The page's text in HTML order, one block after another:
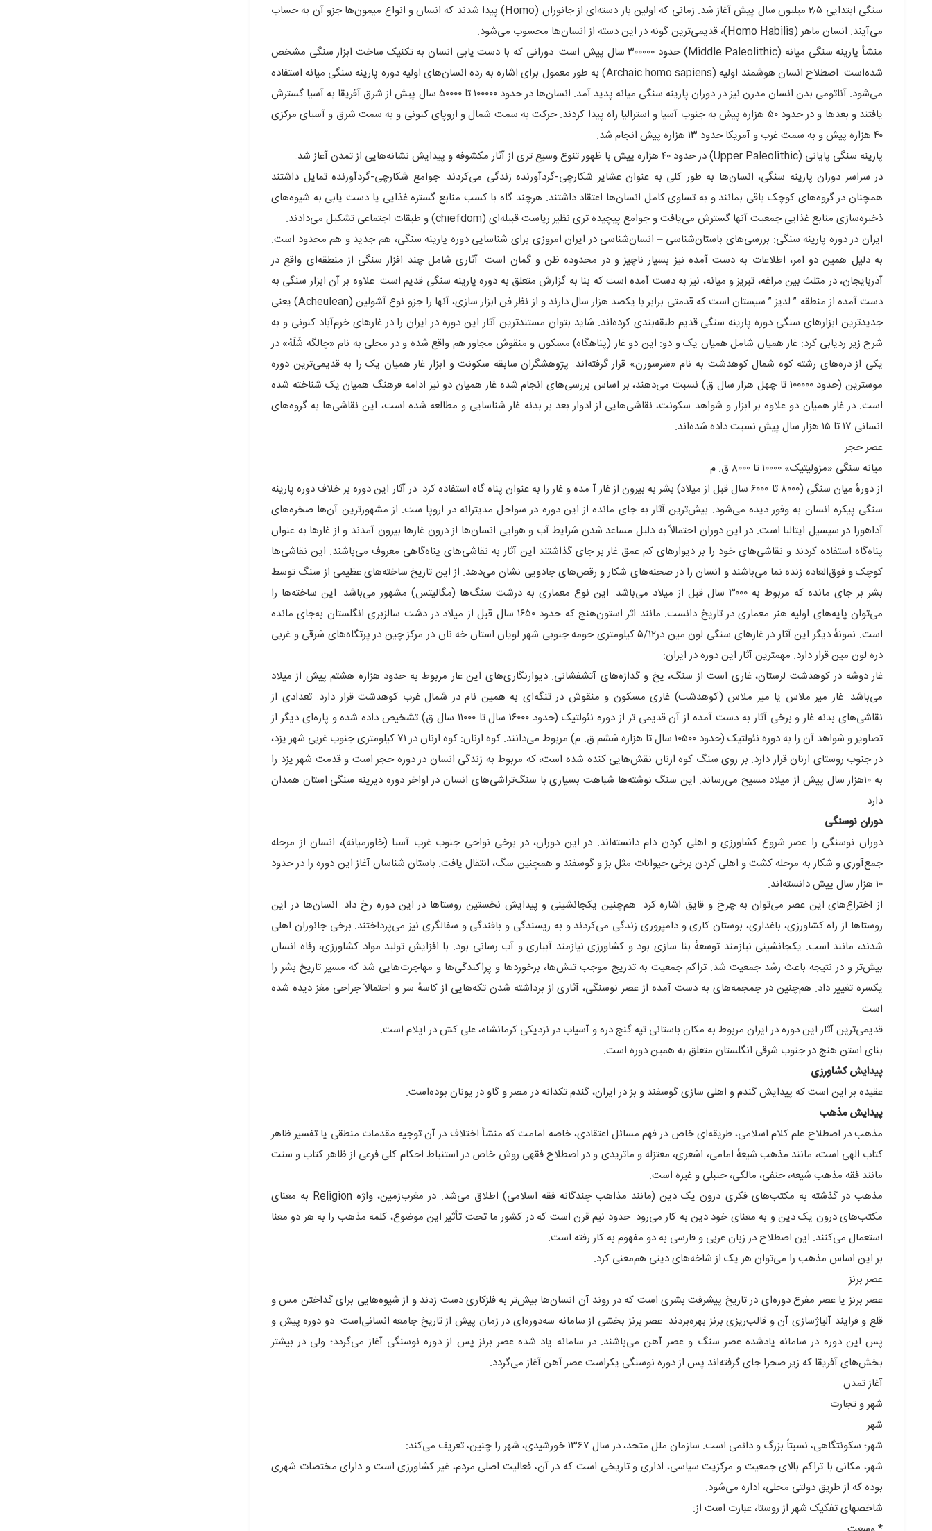
سنگی ابتدایی ۲٫۵ میلیون سال پیش آغاز شد. زمانی که اولین بار دسته‌ای از جانوران (Homo) پیدا شدند که انسان و انواع میمون‌ها جزو آن به حساب
می‌آیند. انسان ماهر (Homo Habilis)، قدیمی‌ترین گونه در این دسته از انسان‌ها محسوب می‌شود.
منشأ پارینه سنگی میانه (Middle Paleolithic) حدود ۳۰۰۰۰۰ سال پیش است. دورانی که با دست یابی انسان به تکنیک ساخت ابزار سنگی مشخص
شده‌است. اصطلاح انسان هوشمند اولیه (Archaic homo sapiens) به طور معمول برای اشاره به رده انسان‌های اولیه دوره پارینه سنگی میانه استفاده
می‌شود. آناتومی بدن انسان مدرن نیز در دوران پارینه سنگی میانه پدید آمد. انسان‌ها در حدود ۱۰۰۰۰۰ تا ۵۰۰۰۰ سال پیش از شرق آفریقا به آسیا گسترش
یافتند و بعدها و در حدود ۵۰ هزاره پیش به جنوب آسیا و استرالیا راه پیدا کردند. حرکت به سمت شمال و اروپای کنونی و به سمت شرق و آسیای مرکزی
۴۰ هزاره پیش و به سمت غرب و آمریکا حدود ۱۳ هزاره پیش انجام شد.
پارینه سنگی پایانی (Upper Paleolithic) در حدود ۴۰ هزاره پیش با ظهور تنوع وسیع تری از آثار مکشوفه و پیدایش نشانه‌هایی از تمدن آغاز شد.
در سراسر دوران پارینه سنگی، انسان‌ها به طور کلی به عنوان عشایر شکارچی-گردآورنده زندگی می‌کردند. جوامع شکارچی-گردآورنده تمایل داشتند
همچنان در گروه‌های کوچک باقی بمانند و به تساوی کامل انسان‌ها اعتقاد داشتند. هرچند گاه با کسب منابع گستره غذایی یا دست یابی به شیوه‌های
ذخیره‌سازی منابع غذایی جمعیت آنها گسترش می‌یافت و جوامع پیچیده تری نظیر ریاست قبیله‌ای (chiefdom) و طبقات اجتماعی تشکیل می‌دادند.
ایران در دوره پارینه سنگی: بررسی‌های باستان‌شناسی – انسان‌شناسی در ایران امروزی برای شناسایی دوره پارینه سنگی، هم جدید و هم محدود است.
به دلیل همین دو امر، اطلاعات به دست آمده نیز بسیار ناچیز و در محدوده ظن و گمان است. آثاری شامل چند افزار سنگی از منطقه‌ای واقع در
آذربایجان، در مثلث بین مراغه، تبریز و میانه، نیز به دست آمده است که بنا به گزارش متعلق به دوره پارینه سنگی قدیم است. علاوه بر آن ابزار سنگی به
دست آمده از منطقه ” لدیز ” سیستان است که قدمتی برابر با یکصد هزار سال دارند و از نظر فن ابزار سازی، آنها را جزو نوع آشولین (Acheulean) یعنی
جدیدترین ابزارهای سنگی دوره پارینه سنگی قدیم طبقه‌بندی کرده‌اند. شاید بتوان مستندترین آثار این دوره در ایران را در غارهای خرم‌آباد کنونی و به
شرح زیر ردیابی کرد: غار همیان شامل همیان یک و دو: این دو غار (پناهگاه) مسکون و منقوش مجاور هم واقع شده و در محلی به نام «چالگه شَلَهْ» در
یکی از دره‌های رشته کوه شمال کوهدشت به نام «سَرسورن» قرار گرفته‌اند. پژوهشگران سابقه سکونت و ابزار غار همیان یک را به قدیمی‌ترین دوره
موسترین (حدود ۱۰۰۰۰۰ تا چهل هزار سال ق) نسبت می‌دهند، بر اساس بررسی‌های انجام شده غار همیان دو نیز ادامه فرهنگ همیان یک شناخته شده
است. در غار همیان دو علاوه بر ابزار و شواهد سکونت، نقاشی‌هایی از ادوار بعد بر بدنه غار شناسایی و مطالعه شده است، این نقاشی‌ها به گروه‌های
انسانی ۱۷ تا ۱۵ هزار سال پیش نسبت داده شده‌اند.
عصر حجر
میانه سنگی «مزولیتیک» ۱۰۰۰۰ تا ۸۰۰۰ ق. م
از دورهٔ میان سنگی (۸۰۰۰ تا ۶۰۰۰ سال قبل از میلاد) بشر به بیرون از غار آ مده و غار را به عنوان پناه گاه استفاده کرد. در آثار این دوره بر خلاف دوره پارینه
سنگی پیکره انسان به وفور دیده می‌شود. بیش‌ترین آثار به جای مانده از این دوره در سواحل مدیترانه در اروپا ست. از مشهورترین آن‌ها صخره‌های
آداهورا در سیسیل ایتالیا است. در این دوران احتمالاً به دلیل مساعد شدن شرایط آب و هوایی انسان‌ها از درون غارها بیرون آمدند و از غارها به عنوان
پناه‌گاه استفاده کردند و نقاشی‌های خود را بر دیوارهای کم عمق غار بر جای گذاشتند این آثار به نقاشی‌های پناه‌گاهی معروف می‌باشند. این نقاشی‌ها
کوچک و فوق‌العاده زنده نما می‌باشند و انسان را در صحنه‌های شکار و رقص‌های جادویی نشان می‌دهد. از این تاریخ ساخته‌های عظیمی از سنگ توسط
بشر بر جای مانده که مربوط به ۳۰۰۰ سال قبل از میلاد می‌باشد. این نوع معماری به درشت سنگ‌ها (مگالیتس) مشهور می‌باشد. این ساخته‌ها را
می‌توان پایه‌های اولیه هنر معماری در تاریخ دانست. مانند اثر استون‌هنج که حدود ۱۶۵۰ سال قبل از میلاد در دشت سالزبری انگلستان به‌جای مانده
است. نمونهٔ دیگر این آثار در غارهای سنگی لون مین در۵/۱۲ کیلومتری حومه جنوبی شهر لویان استان خه نان در مرکز چین در پرتگاه‌های شرقی و غربی
دره لون مین قرار دارد. مهمترین آثار این دوره در ایران:
غار دوشه در کوهدشت لرستان، غاری است از سنگ، یخ و گدازه‌های آتشفشانی. دیوارنگاری‌های این غار مربوط به حدود هزاره هشتم پیش از میلاد
می‌باشد. غار میر ملاس یا میر ملاس (کوهدشت) غاری مسکون و منقوش در تنگه‌ای به همین نام در شمال غرب کوهدشت قرار دارد. تعدادی از
نقاشی‌های بدنه غار و برخی آثار به دست آمده از آن قدیمی تر از دوره نئولتیک (حدود ۱۶۰۰۰ سال تا ۱۱۰۰۰ سال ق) تشخیص داده شده و پاره‌ای دیگر از
تصاویر و شواهد آن را به دوره نئولتیک (حدود ۱۰۵۰۰ سال تا هزاره ششم ق. م) مربوط می‌دانند. کوه ارنان: کوه ارنان در ۷۱ کیلومتری جنوب غربی شهر یزد،
در جنوب روستای ارنان قرار دارد. بر روی سنگ کوه ارنان نقش‌هایی کنده شده است، که مربوط به زندگی انسان در دوره حجر است و قدمت شهر یزد را
به ۱۰هزار سال پیش از میلاد مسیح می‌رساند. این سنگ نوشته‌ها شباهت بسیاری با سنگ‌تراشی‌های انسان در اواخر دوره دیرینه سنگی استان همدان
دارد.
دوران نوسنگی
دوران نوسنگی را عصر شروع کشاورزی و اهلی کردن دام دانسته‌اند. در این دوران، در برخی نواحی جنوب غرب آسیا (خاورمیانه)، انسان از مرحله
جمع‌آوری و شکار به مرحله کشت و اهلی کردن برخی حیوانات مثل بز و گوسفند و همچنین سگ، انتقال یافت. باستان شناسان آغاز این دوره را در حدود
۱۰ هزار سال پیش دانسته‌اند.
از اختراع‌های این عصر می‌توان به چرخ و قایق اشاره کرد. هم‌چنین یکجانشینی و پیدایش نخستین روستاها در این دوره رخ داد. انسان‌ها در این
روستاها از راه کشاورزی، باغداری، بوستان کاری و دامپروری زندگی می‌کردند و به ریسندگی و بافندگی و سفالگری نیز می‌پرداختند. برخی جانوران اهلی
شدند، مانند اسب. یکجانشینی نیازمند توسعهٔ بنا سازی بود و کشاورزی نیازمند آبیاری و آب رسانی بود. با افزایش تولید مواد کشاورزی، رفاه انسان
بیش‌تر و در نتیجه باعث رشد جمعیت شد. تراکم جمعیت به تدریج موجب تنش‌ها، برخوردها و پراکندگی‌ها و مهاجرت‌هایی شد که مسیر تاریخ بشر را
یکسره تغییر داد. هم‌چنین در جمجمه‌های به دست آمده از عصر نوسنگی، آثاری از برداشته شدن تکه‌هایی از کاسهٔ سر و احتمالاً جراحی مغز دیده شده
است.
قدیمی‌ترین آثار این دوره در ایران مربوط به مکان باستانی تپه گنج دره و آسیاب در نزدیکی کرمانشاه، علی کش در ایلام است.
بنای استن هنج در جنوب شرقی انگلستان متعلق به همین دوره است.
پیدایش کشاورزی
عقیده بر این است که پیدایش گندم و اهلی سازی گوسفند و بز در ایران، گندم تکدانه در مصر و گاو در یونان بوده‌است.
پیدایش مذهب
مذهب در اصطلاح علم کلام اسلامی، طریقه‌ای خاص در فهم مسائل اعتقادی، خاصه امامت که منشأ اختلاف در آن توجیه مقدمات منطقی یا تفسیر ظاهر
کتاب الهی است، مانند مذهب شیعهٔ امامی، اشعری، معتزله و ماتریدی و در اصطلاح فقهی روش خاص در استنباط احکام کلی فرعی از ظاهر کتاب و سنت
مانند فقه مذهب شیعه، حنفی، مالکی، حنبلی و غیره است.
مذهب در گذشته به مکتب‌های فکری درون یک دین (مانند مذاهب چندگانه فقه اسلامی) اطلاق می‌شد. در مغرب‌زمین، واژه Religion به معنای
مکتب‌های درون یک دین و به معنای خود دین به کار می‌رود. حدود نیم قرن است که در کشور ما تحت تأثیر این موضوع، کلمه مذهب را به هر دو معنا
استعمال می‌کنند. این اصطلاح در زبان عربی و فارسی به دو مفهوم به کار رفته است.
بر این اساس مذهب را می‌توان هر یک از شاخه‌های دینی هم‌معنی کرد.
عصر برنز
عصر برنز یا عصر مفرغ دوره‌ای در تاریخ پیشرفت بشری است که در روند آن انسان‌ها بیش‌تر به فلزکاری دست زدند و از شیوه‌هایی برای گداختن مس و
قلع و فرایند آلیاژسازی آن و قالب‌ریزی برنز بهره‌بردند. عصر برنز بخشی از سامانه سه‌دوره‌ای در زمان پیش از تاریخ جامعه انسانی‌است. دو دوره پیش و
پس این دوره در سامانه یادشده عصر سنگ و عصر آهن می‌باشند. در سامانه یاد شده عصر برنز پس از دوره نوسنگی آغاز می‌گردد؛ ولی در بیشتر
بخش‌های آفریقا که زیر صحرا جای گرفته‌اند پس از دوره نوسنگی یکراست عصر آهن آغاز می‌گردد.
آغاز تمدن
شهر و تجارت
شهر
شهر؛ سکونتگاهی، نسبتاً بزرگ و دائمی است. سازمان ملل متحد، در سال ۱۳۶۷ خورشیدی، شهر را چنین، تعریف می‌کند:
شهر، مکانی با تراکم بالای جمعیت و مرکزیت سیاسی، اداری و تاریخی است که در آن، فعالیت اصلی مردم، غیر کشاورزی است و دارای مختصات شهری
بوده که از طریق دولتی محلی، اداره می‌شود.
شاخصهای تفکیک شهر از روستا، عبارت است از: